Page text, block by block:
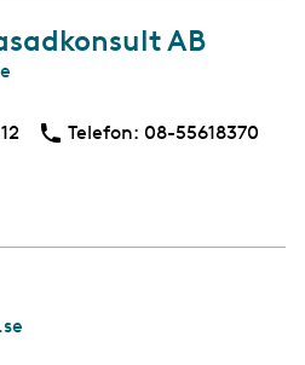
AB
Telefon: Telefon
08-55618370